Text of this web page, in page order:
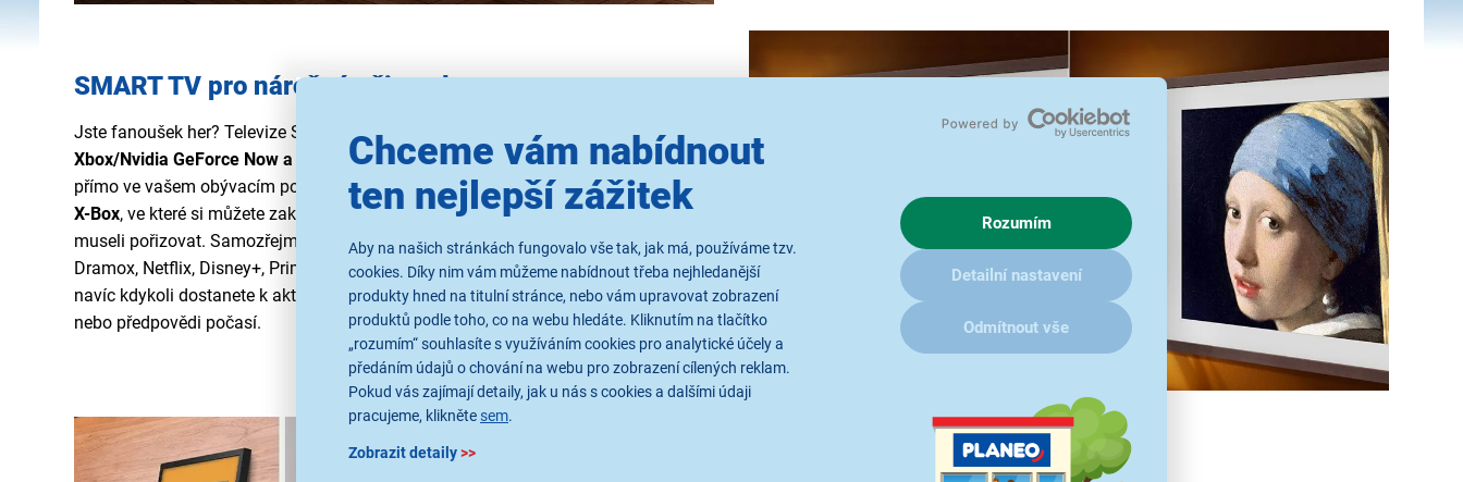
Chceme vám nabídnout
ten nejlepší zážitek
Aby na našich stránkách fungovalo vše tak, jak má, používáme tzv.
cookies. Díky nim vám můžeme nabídnout třeba nejhledanější
produkty hned na titulní stránce, nebo vám upravovat zobrazení
produktů podle toho, co na webu hledáte. Kliknutím na tlačítko
„rozumím“ souhlasíte s využíváním cookies pro analytické účely a
předáním údajů o chování na webu pro zobrazení cílených reklam.
Pokud vás zajímají detaily, jak u nás s cookies a dalšími údaji
pracujeme, klikněte sem.
Zobrazit detaily>>
Rozumím
Detailní nastavení
Odmítnout vše
SMART TV pro náročné uživatele
Jste fanoušek her? Televize Samsung The Frame QE32LS03CB je ideální pro vás! S
Xbox/Nvidia GeForce Now a Auto Game Modebudete mít ty nejlepší herní zážitky
přímo ve vašem obývacím pokoji. Televize je navíc vybavenaintegrovanou aplikací
X-Box, ve které si můžete zakoupit stejné tituly jako na konzoli, aniž byste si ji
museli pořizovat. Samozřejmostí je přístup k aplikacím jako Voyo, HBO MAX,
Dramox, Netflix, Disney+, Prime Video a SkyShowtime. Díkyfunkci HbbTV 2.0.3se
navíc kdykoli dostanete k aktuálním informacím o programu, archivu, zpravodajství
nebo předpovědi počasí.